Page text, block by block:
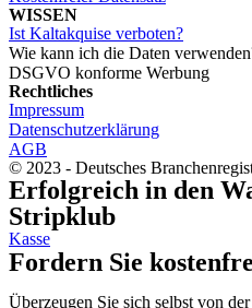
WISSEN
Ist Kaltakquise verboten?
Wie kann ich die Daten
DSGVO konforme Werbung
Rechtliches
Impressum
Datenschutzerklärung
AGB
© 2023 - Deutsches
Erfolgreich in den
Stripklub
Kasse
Fordern Sie
Überzeugen Sie sich selbst von